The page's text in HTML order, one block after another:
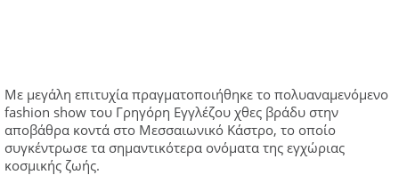
Με μεγάλη επιτυχία πραγματοποιήθηκε το πολυαναμενόμενο
fashion show του Γρηγόρη Εγγλέζου χθες βράδυ στην
αποβάθρα κοντά στο Μεσσαιωνικό Κάστρο, το οποίο
συγκέντρωσε τα σημαντικότερα ονόματα της εγχώριας
κοσμικής ζωής.